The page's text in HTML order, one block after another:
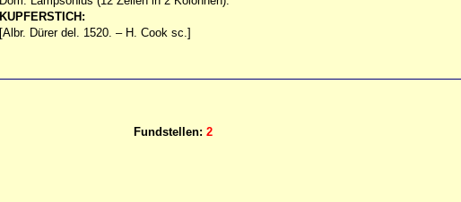
KUPFERSTICH:
[Albr. Dürer del. 1520. – H. Cook sc.]
Fundstellen: 2